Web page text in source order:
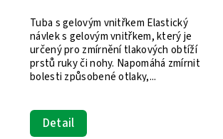
Detail
Tuba s gelovým vnitřkem Elastický
návlek s gelovým vnitřkem, který je
určený pro zmírnění tlakových obtíží
prstů ruky či nohy. Napomáhá zmírnit
bolesti způsobené otlaky,...